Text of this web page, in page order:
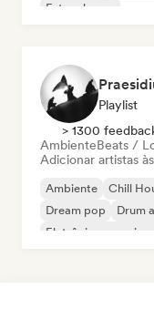
Future house
Playlist
> 1300
AmbienteBeats /
Adicionar artistas
Ambiente Chill
Dream pop
Drum
Eletrônica